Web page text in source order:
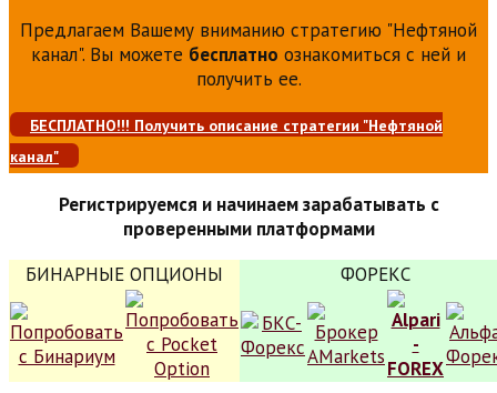
Предлагаем Вашему вниманию стратегию "Нефтяной
канал". Вы можете бесплатно ознакомиться с ней и
получить ее.
БЕСПЛАТНО!!! Получить описание стратегии "Нефтяной
канал"
Регистрируемся и начинаем зарабатывать с
проверенными платформами
БИНАРНЫЕ ОПЦИОНЫ
ФОРЕКС